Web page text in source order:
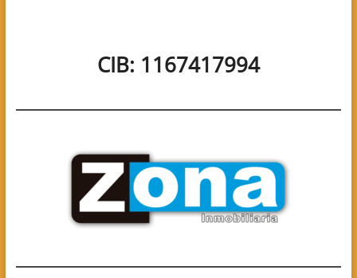
CIB: 1167417994